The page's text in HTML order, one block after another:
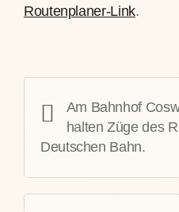
Routenplaner-Link.
Am Bahnhof
haltenZügedes
Deutschen Bahn.